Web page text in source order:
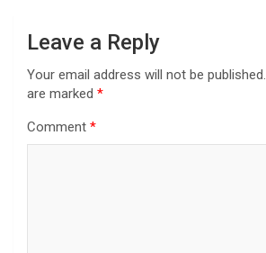
Leave a Reply
Your email address will not be published.
are marked *
Comment *